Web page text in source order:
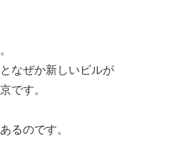
なぜか新しいビルが
です。
るのです。